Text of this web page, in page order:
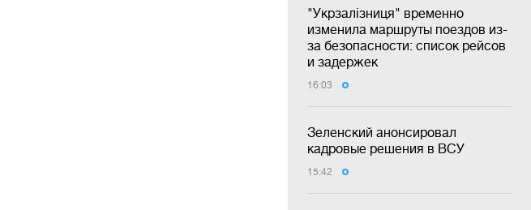
"Укрзалізниця" временно
изменила маршруты поездов из-
за безопасности: список рейсов
и задержек
16:03
Зеленский анонсировал
кадровые решения в ВСУ
15:42